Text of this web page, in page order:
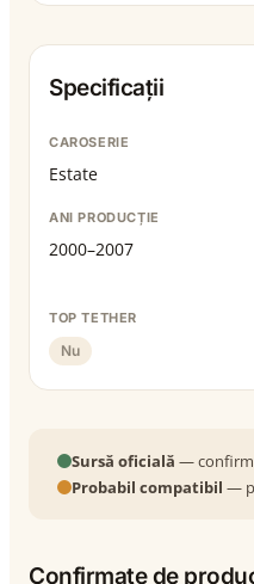
Specificații
CAROSERIE
Estate
ANI PRODUCȚIE
2000–2007
TOP TETHER
Nu
Sursă oficială —
Probabil compatibil —
Confirmate de